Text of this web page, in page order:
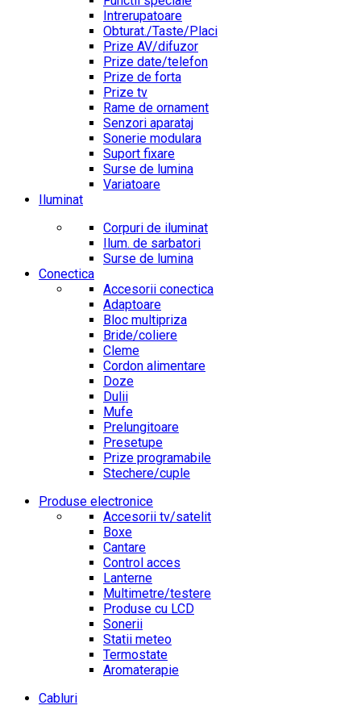
Intrerupatoare
Obturat./Taste/Placi
Prize AV/difuzor
Prize date/telefon
Prize de forta
Prize tv
Rame de ornament
Senzori aparataj
Sonerie modulara
Suport fixare
Surse de lumina
Variatoare
Iluminat
Corpuri de iluminat
Ilum. de sarbatori
Surse de lumina
Conectica
Accesorii conectica
Adaptoare
Bloc multipriza
Bride/coliere
Cleme
Cordon alimentare
Doze
Dulii
Mufe
Prelungitoare
Presetupe
Prize programabile
Stechere/cuple
Produse electronice
Accesorii tv/satelit
Boxe
Cantare
Control acces
Lanterne
Multimetre/testere
Produse cu LCD
Sonerii
Statii meteo
Termostate
Aromaterapie
Cabluri